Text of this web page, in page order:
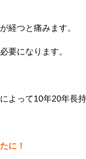
経つと痛みます。
要になります。
よって10年20年長
に！